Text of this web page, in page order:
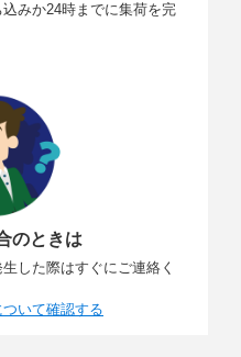
みか24時までに集荷を完
のときは
した際はすぐにご連絡く
いて確認する